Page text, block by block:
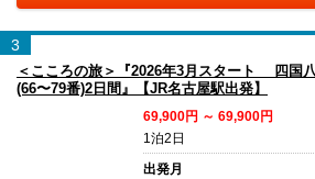
3
＜こころの旅＞『2026年3月スタート 四
(66〜79番)2日間』【JR名古屋駅出発】
69,900円 ～ 69,900円
1泊2日
出発月